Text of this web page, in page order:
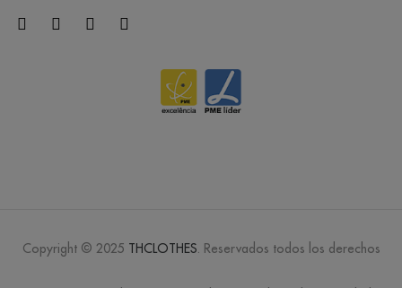
Copyright © 2025 THCLOTHES. Reservados todos los derechos